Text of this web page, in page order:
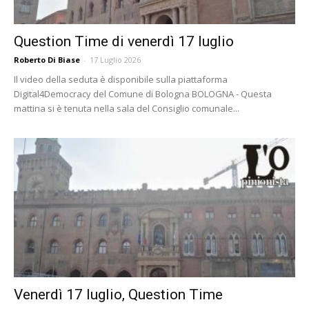
Question Time di venerdì 17 luglio
Roberto Di Biase - 17 Luglio 2026
Il video della seduta è disponibile sulla piattaforma
Digital4Democracy del Comune di Bologna BOLOGNA - Questa
mattina si è tenuta nella sala del Consiglio comunale...
Venerdì 17 luglio, Question Time